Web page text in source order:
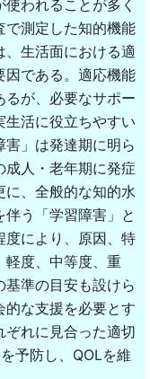
われることが多く
で測定した知的機能
生活面における適
因である。適応機能
が、必要なサポー
生活に役立ちやすい
」は発達期に明ら
人・老年期に発症
、全般的な知的水
う「学習障害」と
度により、原因、特
軽度、中等度、重
準の目安も設けら
な支援を必要とす
ぞれに見合った適切
予防し、QOLを維